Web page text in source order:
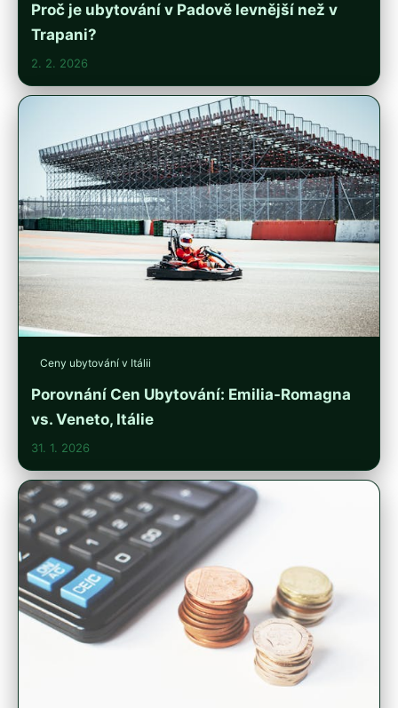
Proč je ubytování v Padově levnější než v
Trapani?
2. 2. 2026
Ceny ubytování v Itálii
Porovnání Cen Ubytování: Emilia-Romagna
vs. Veneto, Itálie
31. 1. 2026